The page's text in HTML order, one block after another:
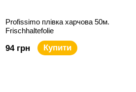
Profissimo плівка харчова 50м.
Frischhaltefolie
94 грн Купити